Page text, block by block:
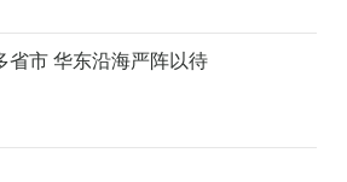
省市 华东沿海严阵以待